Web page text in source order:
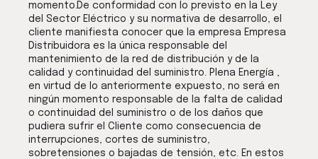
momento.De conformidad con lo previsto en la Ley
del Sector Eléctrico y su normativa de desarrollo, el
cliente manifiesta conocer que la empresa Empresa
Distribuidora es la única responsable del
mantenimiento de la red de distribución y de la
calidad y continuidad del suministro. Plena Energía ,
en virtud de lo anteriormente expuesto, no será en
ningún momento responsable de la falta de calidad
o continuidad del suministro o de los daños que
pudiera sufrir el Cliente como consecuencia de
interrupciones, cortes de suministro,
sobretensiones o bajadas de tensión, etc. En estos